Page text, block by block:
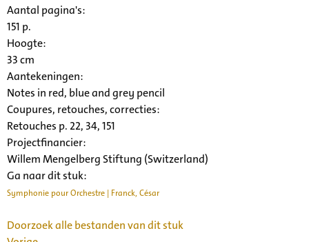
Aantal pagina's:
151 p.
Hoogte:
33 cm
Aantekeningen:
Notes in red, blue and grey pencil
Coupures, retouches, correcties:
Retouches p. 22, 34, 151
Projectfinancier:
Willem Mengelberg Stiftung (Switzerland)
Ga naar dit stuk:
Symphonie pour Orchestre | Franck, César
Doorzoek alle bestanden van dit stuk